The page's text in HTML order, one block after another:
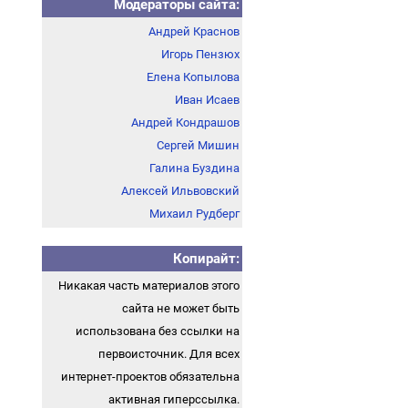
Модераторы сайта:
Андрей Краснов
Игорь Пензюх
Елена Копылова
Иван Исаев
Андрей Кондрашов
Сергей Мишин
Галина Буздина
Алексей Ильвовский
Михаил Рудберг
Копирайт:
Никакая часть материалов этого
сайта не может быть
использована без ссылки на
первоисточник. Для всех
интернет-проектов обязательна
активная гиперссылка.